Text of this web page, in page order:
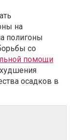
на
полигоны
со
помощи
осадков в